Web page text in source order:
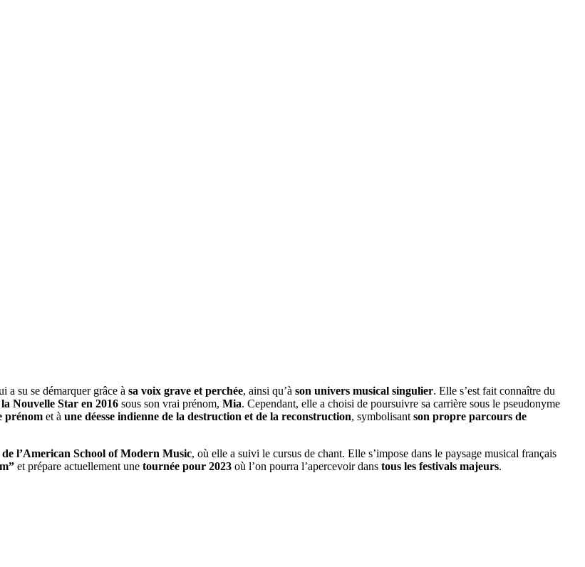
a su se démarquer grâce à sa voix grave et perchée, ainsi qu’à son univers musical singulier. Elle s’est fait connaître du
Nouvelle Star en 2016sous son vrai prénom, Mia. Cependant, elle a choisi de poursuivre sa carrière sous le pseudonyme
prénomet à une déesse indienne de la destruction et de la reconstruction, symbolisant son propre parcours de
l’American School of Modern Music, où elle a suivi le cursus de chant. Elle s’impose dans le paysage musical français
et prépare actuellement une tournée pour 2023où l’on pourra l’apercevoir dans tous les festivals majeurs.